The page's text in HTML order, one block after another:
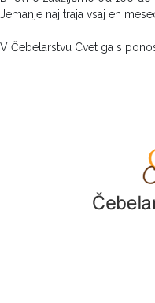
Jemanje naj traja vsaj en
V Čebelarstvu Cvet ga s